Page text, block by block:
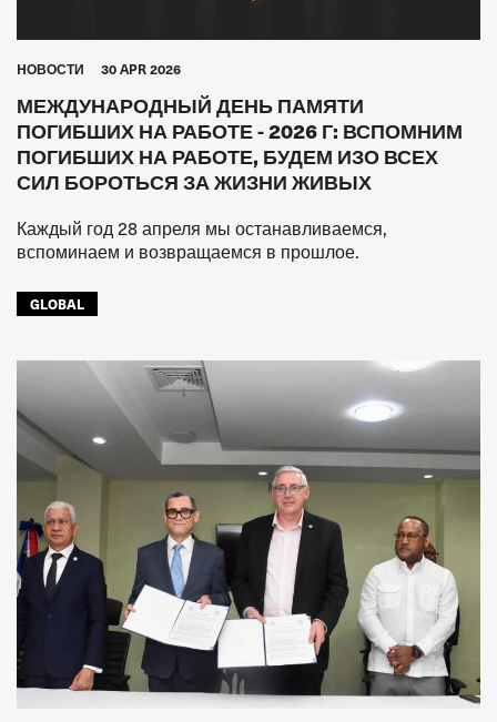
HОВОСТИ 30 APR 2026
МЕЖДУНАРОДНЫЙ ДЕНЬ ПАМЯТИ
ПОГИБШИХ НА РАБОТЕ - 2026 Г: ВСПОМНИМ
ПОГИБШИХ НА РАБОТЕ, БУДЕМ ИЗО ВСЕХ
СИЛ БОРОТЬСЯ ЗА ЖИЗНИ ЖИВЫХ
Каждый год 28 апреля мы останавливаемся,
вспоминаем и возвращаемся в прошлое.
GLOBAL